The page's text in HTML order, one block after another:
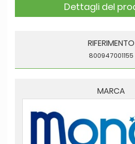
Dettagli del
RIFERIMENTO
800947001155
MARCA